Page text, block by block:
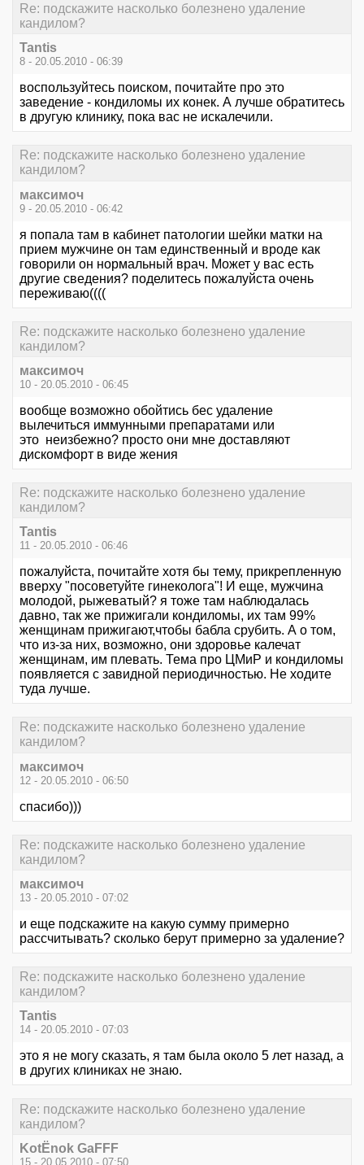
Re: подскажите насколько болезнено удаление
кандилом?
Tantis
8 - 20.05.2010 - 06:39
воспользуйтесь поиском, почитайте про это
заведение - кондиломы их конек. А лучше обратитесь
в другую клинику, пока вас не искалечили.
Re: подскажите насколько болезнено удаление
кандилом?
максимоч
9 - 20.05.2010 - 06:42
я попала там в кабинет патологии шейки матки на
прием мужчине он там единственный и вроде как
говорили он нормальный врач. Может у вас есть
другие сведения? поделитесь пожалуйста очень
переживаю((((
Re: подскажите насколько болезнено удаление
кандилом?
максимоч
10 - 20.05.2010 - 06:45
вообще возможно обойтись бес удаление
вылечиться иммунными препаратами или
это неизбежно? просто они мне доставляют
дискомфорт в виде жения
Re: подскажите насколько болезнено удаление
кандилом?
Tantis
11 - 20.05.2010 - 06:46
пожалуйста, почитайте хотя бы тему, прикрепленную
вверху "посоветуйте гинеколога"! И еще, мужчина
молодой, рыжеватый? я тоже там наблюдалась
давно, так же прижигали кондиломы, их там 99%
женщинам прижигают,чтобы бабла срубить. А о том,
что из-за них, возможно, они здоровье калечат
женщинам, им плевать. Тема про ЦМиР и кондиломы
появляется с завидной периодичностью. Не ходите
туда лучше.
Re: подскажите насколько болезнено удаление
кандилом?
максимоч
12 - 20.05.2010 - 06:50
спасибо)))
Re: подскажите насколько болезнено удаление
кандилом?
максимоч
13 - 20.05.2010 - 07:02
и еще подскажите на какую сумму примерно
рассчитывать? сколько берут примерно за удаление?
Re: подскажите насколько болезнено удаление
кандилом?
Tantis
14 - 20.05.2010 - 07:03
это я не могу сказать, я там была около 5 лет назад, а
в других клиниках не знаю.
Re: подскажите насколько болезнено удаление
кандилом?
KotЁnok GaFFF
15 - 20.05.2010 - 07:50